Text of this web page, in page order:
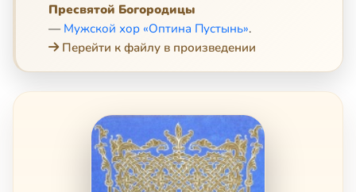
Пресвятой Богородицы
— Мужской хор «Оптина Пустынь».
Перейти к файлу в произведении